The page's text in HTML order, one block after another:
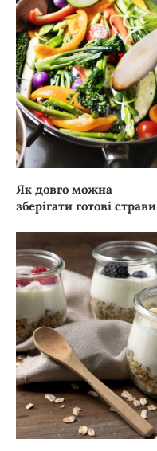
Як довго можна
зберігати готові страви